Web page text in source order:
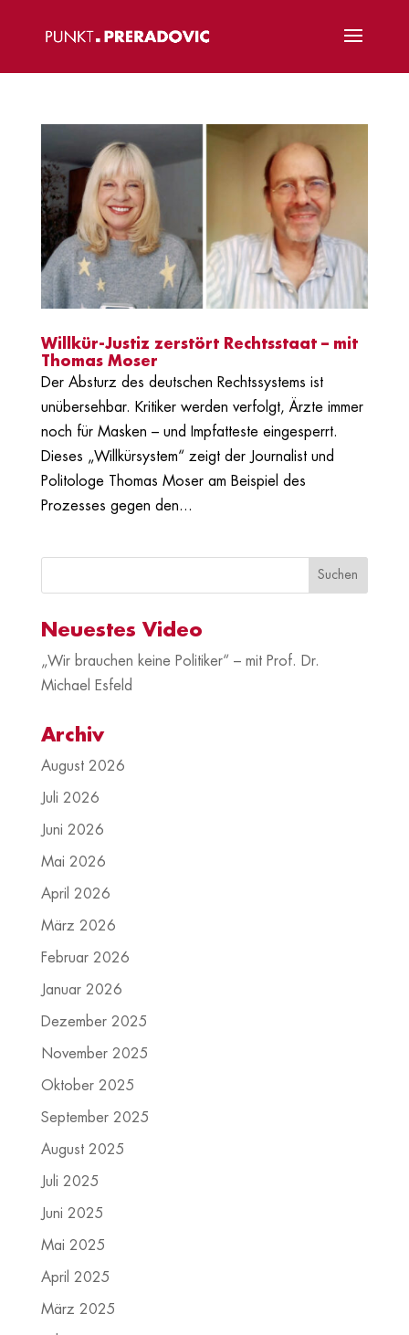
Willkür-Justiz zerstört Rechtsstaat – mit
Thomas Moser
Der Absturz des deutschen Rechtssystems ist
unübersehbar. Kritiker werden verfolgt, Ärzte immer
noch für Masken – und Impfatteste eingesperrt.
Dieses „Willkürsystem“ zeigt der Journalist und
Politologe Thomas Moser am Beispiel des
Prozesses gegen den...
Neuestes Video
„Wir brauchen keine Politiker“ – mit Prof. Dr.
Michael Esfeld
Archiv
August 2026
Juli 2026
Juni 2026
Mai 2026
April 2026
März 2026
Februar 2026
Januar 2026
Dezember 2025
November 2025
Oktober 2025
September 2025
August 2025
Juli 2025
Juni 2025
Mai 2025
April 2025
März 2025